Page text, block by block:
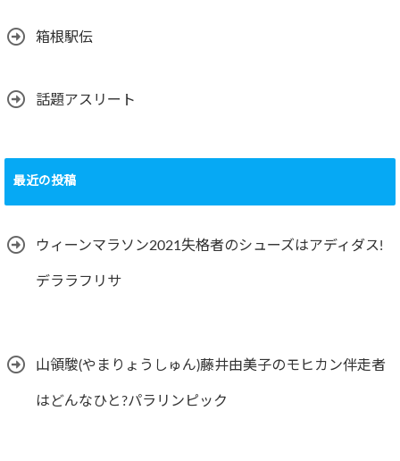
箱根駅伝
話題アスリート
最近の投稿
ウィーンマラソン2021失格者のシューズはアディダス!
デララフリサ
山領駿(やまりょうしゅん)藤井由美子のモヒカン伴走者
はどんなひと?パラリンピック